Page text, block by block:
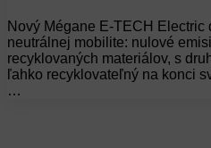
Nový Mégane E-TECH Electric
neutrálnej mobilite: nulové
recyklovaných materiálov, s
ľahko recyklovateľný na konci
…